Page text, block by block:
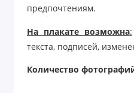
предпочтениям.
На плакате возможна:
текста, подписей,
Количество